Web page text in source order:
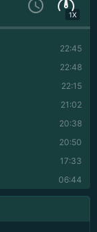
1X
22:45
22:48
22:15
21:02
20:38
20:50
17:33
06:44